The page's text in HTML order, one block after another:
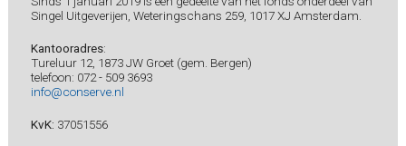
Singel Uitgeverijen, Weteringschans 259, 1017 XJ Amsterdam.
Kantooradres:
Tureluur 12, 1873 JW Groet (gem. Bergen)
telefoon: 072 - 509 3693
info@conserve.nl
KvK: 37051556